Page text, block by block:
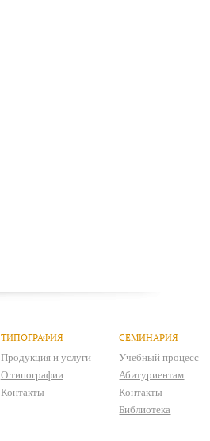
ТИПОГРАФИЯ
Продукция и услуги
О типографии
Контакты
СЕМИНАРИЯ
Учебный процесс
Абитуриентам
Контакты
Библиотека